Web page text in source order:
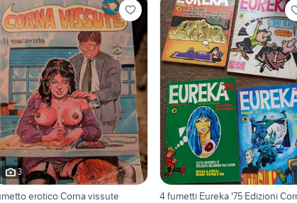
3
erotico Corna vissute 4 fumetti Eureka '75 Edizioni